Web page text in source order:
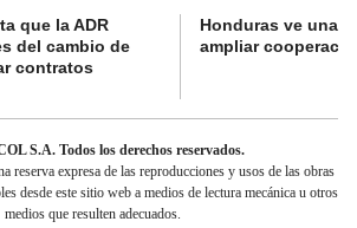
que la ADR
del cambio de
contratos
Honduras ve una
ampliar
S.A. Todos los derechos reservados.
reserva expresa de las reproducciones y usos de las obras
desde este sitio web a medios de lectura mecánica u otros
medios que resulten adecuados.